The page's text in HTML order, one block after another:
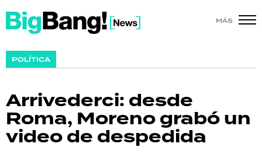
MÁS
POLÍTICA
Arrivederci: desde
Roma, Moreno grabó un
video de despedida
SHOW
ACTUALIDAD
POLICIALES